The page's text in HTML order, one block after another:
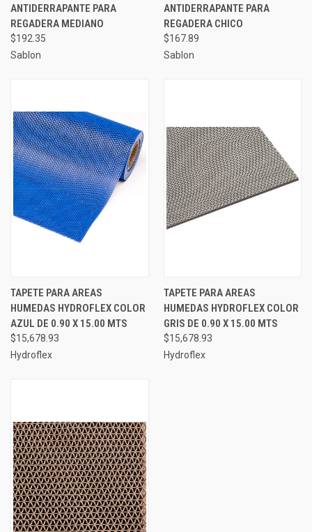
ANTIDERRAPANTE PARA
REGADERA MEDIANO
$192.35
Sablon
ANTIDERRAPANTE PARA
REGADERA CHICO
$167.89
Sablon
TAPETE PARA AREAS
HUMEDAS HYDROFLEX COLOR
AZUL DE 0.90 X 15.00 MTS
$15,678.93
Hydroflex
TAPETE PARA AREAS
HUMEDAS HYDROFLEX COLOR
GRIS DE 0.90 X 15.00 MTS
$15,678.93
Hydroflex